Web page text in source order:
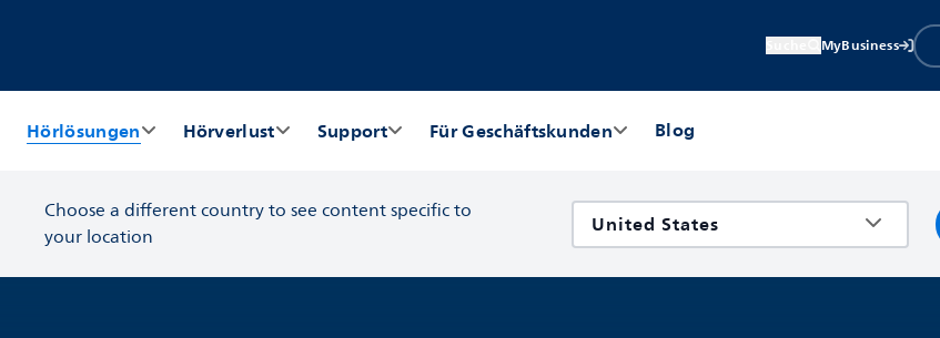
MyBusiness
Hörlösungen Hörverlust Support Für Geschäftskunden Blog
Choose a different country to see content specific to
your location